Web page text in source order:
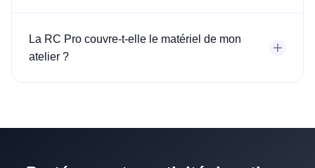
La RC Pro couvre-t-elle le matériel de mon
atelier ?